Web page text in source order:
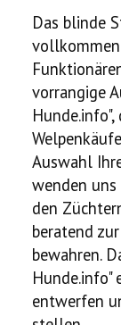
Das blinde
vorrangige
Auswahl
wenden
den
beratend
bewahren.
Hunde.info"
entwerfen